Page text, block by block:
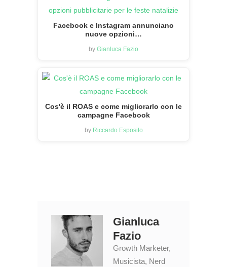
Facebook e Instagram annunciano
nuove opzioni…
by Gianluca Fazio
Cos'è il ROAS e come migliorarlo con le
campagne Facebook
by Riccardo Esposito
Gianluca
Fazio
Growth Marketer,
Musicista, Nerd